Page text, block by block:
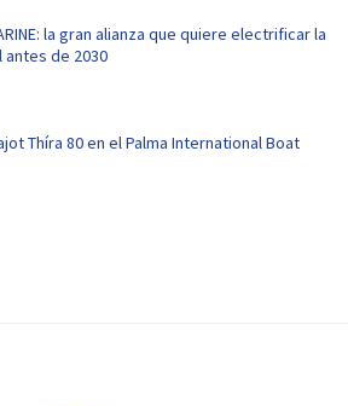
la gran alianza que quiere electrificar la
antes de 2030
Thíra 80 en el Palma International Boat